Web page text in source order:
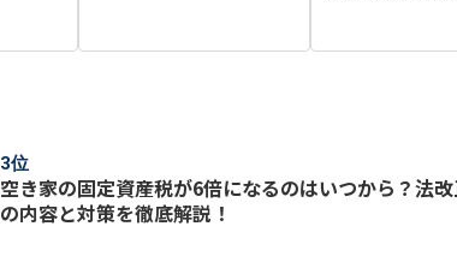
空き家の固定資産税が6倍になるのはいつから？法
の内容と対策を徹底解説！